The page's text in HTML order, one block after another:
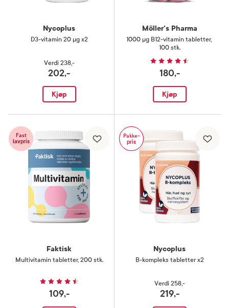
Nycoplus
D3-vitamin 20 µg x2
Verdi 238,-
202,-
Kjøp
Möller's Pharma
1000 µg B12-vitamin tabletter,
100 stk.
180,-
Kjøp
Fast
lavpris
Faktisk
Multivitamin tabletter, 200 stk.
109,-
Pakke-
pris
Nycoplus
B-kompleks tabletter x2
Verdi 258,-
219,-